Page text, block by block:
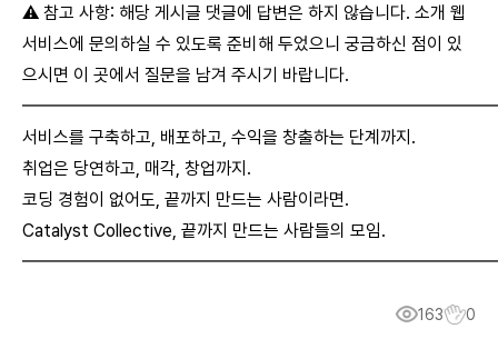
⚠️ 참고 사항: 해당 게시글 댓글에 답변은 하지 않습니다. 소개 웹
서비스에 문의하실 수 있도록 준비해 두었으니 궁금하신 점이 있
으시면 이 곳에서 질문을 남겨 주시기 바랍니다.
서비스를 구축하고, 배포하고, 수익을 창출하는 단계까지.
취업은 당연하고, 매각, 창업까지.
코딩 경험이 없어도, 끝까지 만드는 사람이라면.
Catalyst Collective, 끝까지 만드는 사람들의 모임.
163 0